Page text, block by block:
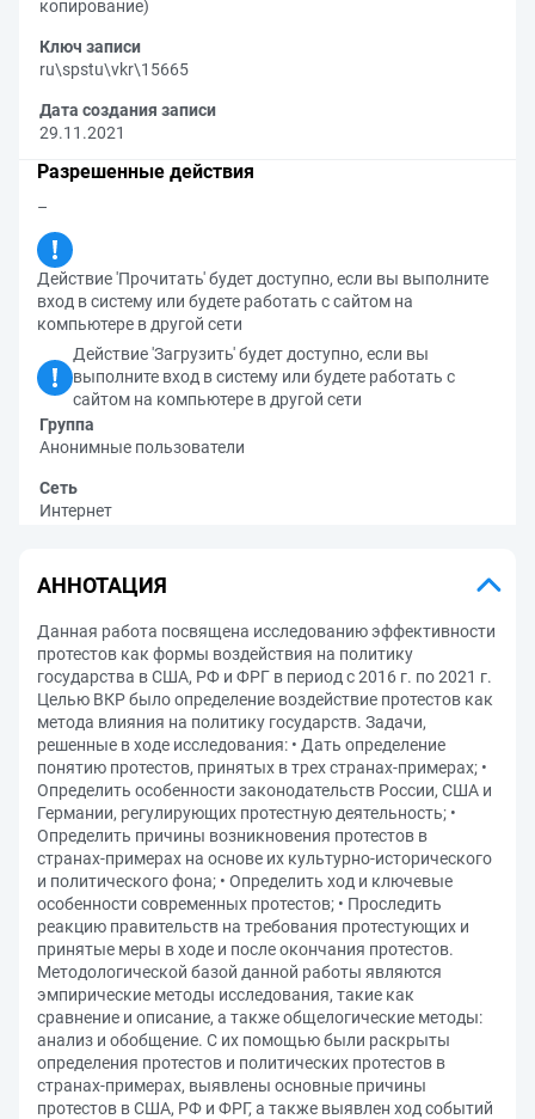
копирование)
Ключ записи
ru\spstu\vkr\15665
Дата создания записи
29.11.2021
Разрешенные действия
–
Действие 'Прочитать' будет доступно, если вы выполните
вход в систему или будете работать с сайтом на
компьютере в другой сети
Действие 'Загрузить' будет доступно, если вы
выполните вход в систему или будете работать с
сайтом на компьютере в другой сети
Группа
Анонимные пользователи
Сеть
Интернет
АННОТАЦИЯ
Данная работа посвящена исследованию эффективности
протестов как формы воздействия на политику
государства в США, РФ и ФРГ в период с 2016 г. по 2021 г.
Целью ВКР было определение воздействие протестов как
метода влияния на политику государств. Задачи,
решенные в ходе исследования: • Дать определение
понятию протестов, принятых в трех странах-примерах; •
Определить особенности законодательств России, США и
Германии, регулирующих протестную деятельность; •
Определить причины возникновения протестов в
странах-примерах на основе их культурно-исторического
и политического фона; • Определить ход и ключевые
особенности современных протестов; • Проследить
реакцию правительств на требования протестующих и
принятые меры в ходе и после окончания протестов.
Методологической базой данной работы являются
эмпирические методы исследования, такие как
сравнение и описание, а также общелогические методы:
анализ и обобщение. С их помощью были раскрыты
определения протестов и политических протестов в
странах-примерах, выявлены основные причины
протестов в США, РФ и ФРГ, а также выявлен ход событий